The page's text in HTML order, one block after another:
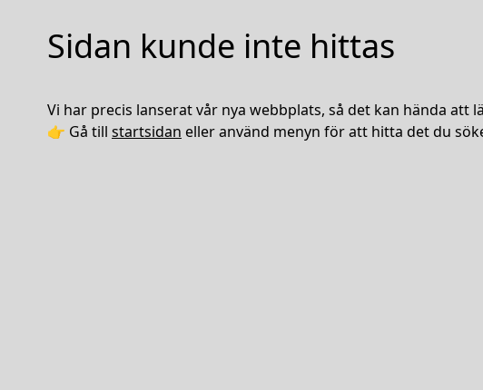
Sidan kunde inte hittas
Vi har precis lanserat vår nya webbplats, så det kan hända att
👉 Gå till startsidan eller använd menyn för att hitta det du